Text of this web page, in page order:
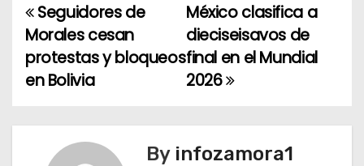
N
a
v
e
México clasifica a
dieciseisavos de
final en el Mundial
2026
Seguidores de
Morales cesan
protestas y bloqueos
en Bolivia
By infozamora1